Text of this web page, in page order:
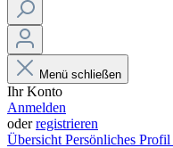
Menü schließen
Ihr Konto
Anmelden
oderregistrieren
Übersicht Persönliches Profil